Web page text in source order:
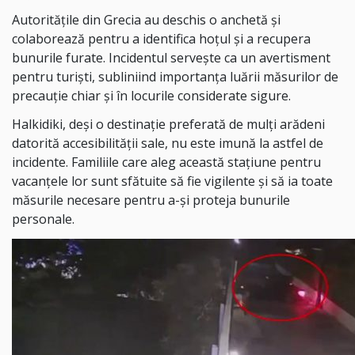
Autoritățile din Grecia au deschis o anchetă și
colaborează pentru a identifica hoțul și a recupera
bunurile furate. Incidentul servește ca un avertisment
pentru turiști, subliniind importanța luării măsurilor de
precauție chiar și în locurile considerate sigure.
Halkidiki, deși o destinație preferată de mulți arădeni
datorită accesibilității sale, nu este imună la astfel de
incidente. Familiile care aleg această stațiune pentru
vacanțele lor sunt sfătuite să fie vigilente și să ia toate
măsurile necesare pentru a-și proteja bunurile
personale.